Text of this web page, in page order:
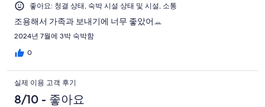
좋아요: 청결 상태, 숙박 시설 상태 및 시설, 소통
조용해서 가족과 보내기에 너무 좋았어ㅛ
2024년 7월에 3박 숙박함
0
실제 이용 고객 후기
8/10 - 좋아요